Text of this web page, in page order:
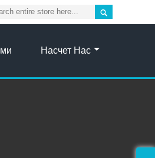

Насчет Нас